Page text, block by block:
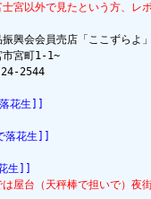
宮以外で見たという方、レ
会会員売店「ここずらよ
市宮町1-1~
2544
花生]]
花生]]
生]]
屋台（天秤棒で担いで）夜